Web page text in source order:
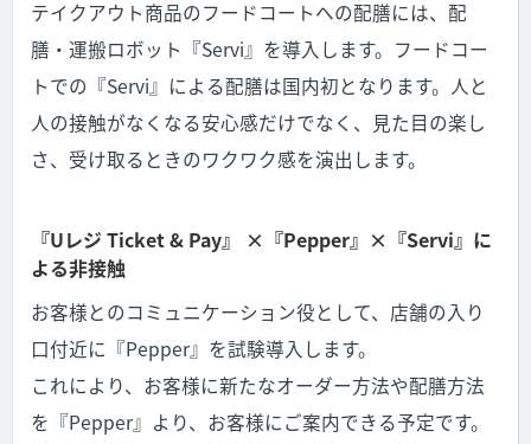
テイクアウト商品のフードコートへの配膳には、配
膳・運搬ロボット『Servi』を導入します。フードコー
トでの『Servi』による配膳は国内初となります。人と
人の接触がなくなる安心感だけでなく、見た目の楽し
さ、受け取るときのワクワク感を演出します。
『Uレジ Ticket & Pay』 ×『Pepper』×『Servi』に
よる非接触
お客様とのコミュニケーション役として、店舗の入り
口付近に『Pepper』を試験導入します。
これにより、お客様に新たなオーダー方法や配膳方法
を『Pepper』より、お客様にご案内できる予定です。